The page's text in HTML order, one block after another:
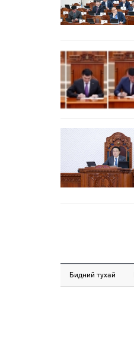
Бидний тухай